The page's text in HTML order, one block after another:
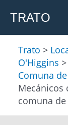
contenido
TRATO
Trato >
O'Higgins >
Comuna
Mecánicos
comuna